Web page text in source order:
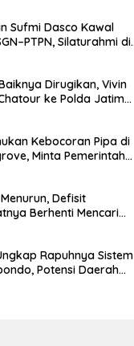
Sufmi Dasco Kawal
Silaturahmi di
Dirugikan, Vivin
ke Polda Jatim
Kebocoran Pipa di
Minta Pemerintah
Defisit
Berhenti Mencari
Rapuhnya Sistem
Potensi Daerah